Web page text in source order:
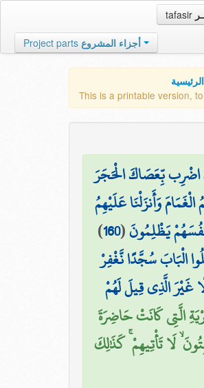
tafasir
Project parts أجزاء المشروع
This is a printable version,
اضْرِب بِّعَصَاكَ الْحَجَرَ
وَأَنزَلْنَا عَلَيْهِمُ
يَظْلِمُونَ(
160
)
الْبَابَ سُجَّدًا نَّغْفِرْ
غَيْرَ الَّذِي قِيلَ لَهُمْ
الَّتِي كَانَتْ حَاضِرَةَ
لَا تَأْتِيهِمْ ۚ كَذَٰلِكَ